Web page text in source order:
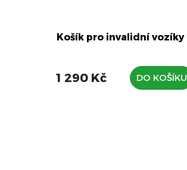
Košík pro invalidní vozíky
1 290 Kč DO KOŠÍKU